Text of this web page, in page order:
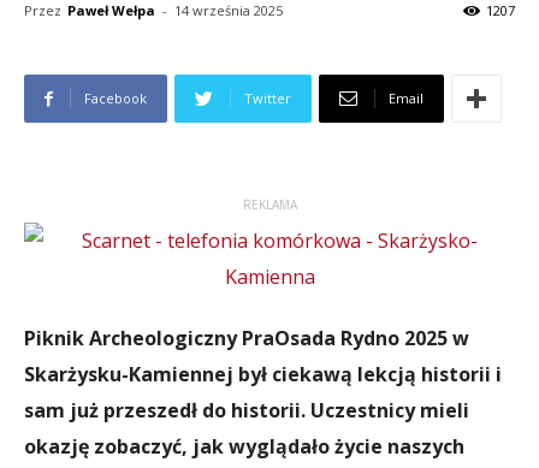
Przez Paweł Wełpa - 14 września 2025 1207
Facebook Twitter Email
REKLAMA
Piknik Archeologiczny PraOsada Rydno 2025 w
Skarżysku-Kamiennej był ciekawą lekcją historii i
sam już przeszedł do historii. Uczestnicy mieli
okazję zobaczyć, jak wyglądało życie naszych